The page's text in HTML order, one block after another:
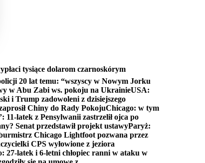
tysiące dolarom czarnoskórym
20 lat temu: “wszyscy w Nowym Jorku
w Abu Zabi ws. pokoju na UkrainieUSA:
i Trump zadowoleni z dzisiejszego
Chiny do Rady PokojuChicago: w tym
11-latek z Pensylwanii zastrzelił ojca po
Senat przedstawił projekt ustawyParyż:
Chicago Lightfoot pozwana przez
CPS wyłowione z jeziora
27-latek i 6-letni chłopiec ranni w ataku w